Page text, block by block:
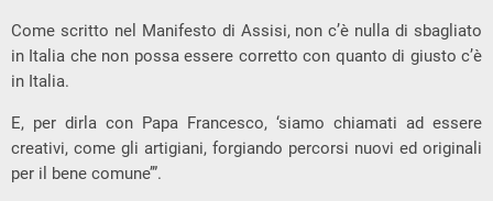
Come scritto nel Manifesto di Assisi, non c’è nulla di sbagliato
in Italia che non possa essere corretto con quanto di giusto c’è
in Italia.
E, per dirla con Papa Francesco, ‘siamo chiamati ad essere
creativi, come gli artigiani, forgiando percorsi nuovi ed originali
per il bene comune’”.